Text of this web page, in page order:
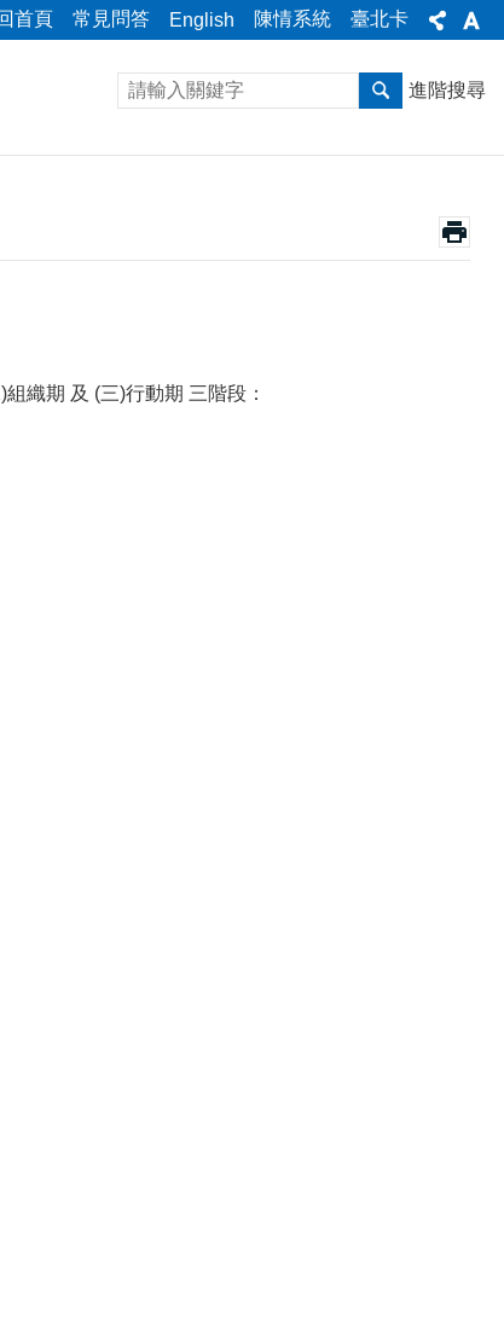
首頁 常見問答 English 陳情系統 臺北卡
進階搜尋
織期 及 (三)行動期 三階段：